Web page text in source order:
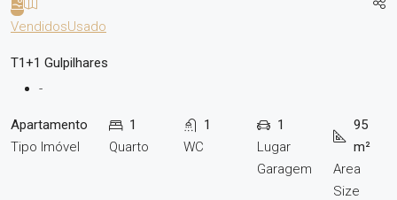
VendidosUsado
T1+1 Gulpilhares
-
Apartamento
Tipo Imóvel
1
Quarto
1
WC
1
Lugar
Garagem
95
m²
Area
Size